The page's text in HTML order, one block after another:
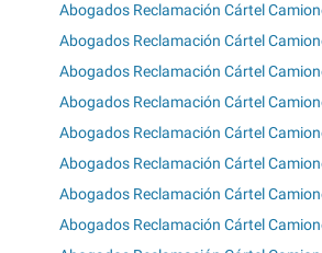
Abogados Reclamación Cártel
Abogados Reclamación Cártel
Abogados Reclamación Cártel
Abogados Reclamación Cártel
Abogados Reclamación Cártel
Abogados Reclamación Cártel
Abogados Reclamación Cártel
Abogados Reclamación Cártel